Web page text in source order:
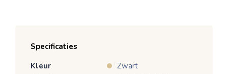
Specificaties
Kleur
Zwart